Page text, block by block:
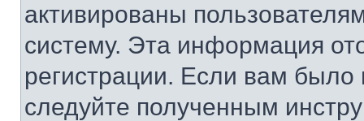
активированы
систему. Эта информация
регистрации. Если вам
следуйте полученным